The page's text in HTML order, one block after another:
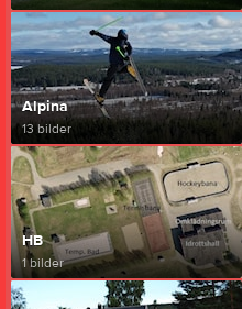
Alpina
13 bilder
HB
1 bilder